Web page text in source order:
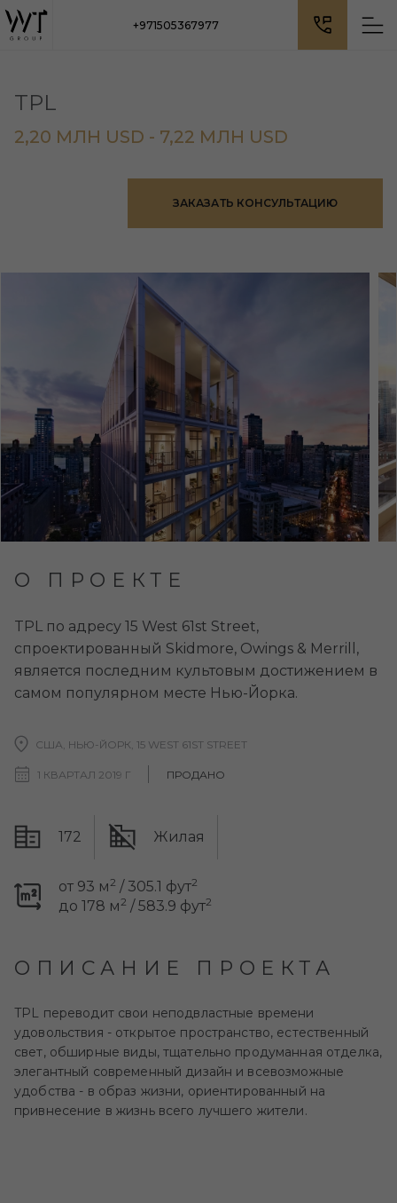
+971505367977
TPL
2,20 МЛН USD - 7,22 МЛН USD
ЗАКАЗАТЬ КОНСУЛЬТАЦИЮ
О ПРОЕКТЕ
TPL по адресу 15 West 61st Street,
спроектированный Skidmore, Owings & Merrill,
является последним культовым достижением в
самом популярном месте Нью-Йорка.
США, НЬЮ-ЙОРК, 15 WEST 61ST STREET
1 КВАРТАЛ 2019 Г ПРОДАНО
172 Жилая
от 93 м2 / 305.1 фут2
до 178 м2 / 583.9 фут2
ОПИСАНИЕ ПРОЕКТА
TPL переводит свои неподвластные времени
удовольствия - открытое пространство, естественный
свет, обширные виды, тщательно продуманная отделка,
элегантный современный дизайн и всевозможные
удобства - в образ жизни, ориентированный на
привнесение в жизнь всего лучшего жители.